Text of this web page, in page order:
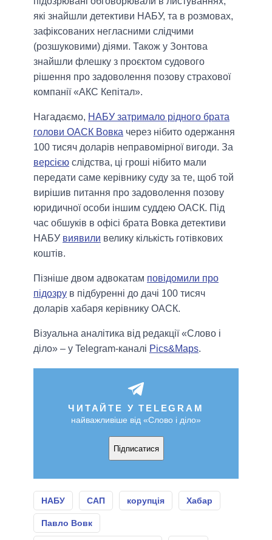
які знайшли детективи НАБУ, та в розмовах,
зафіксованих негласними слідчими
(розшуковими) діями. Також у Зонтова
знайшли флешку з проєктом судового
рішення про задоволення позову страхової
компанії «АКС Кепітал».
Нагадаємо, НАБУ затримало рідного брата
голови ОАСК Вовка через нібито одержання
100 тисяч доларів неправомірної вигоди. За
версією слідства, ці гроші нібито мали
передати саме керівнику суду за те, щоб той
вирішив питання про задоволення позову
юридичної особи іншим суддею ОАСК. Під
час обшуків в офісі брата Вовка детективи
НАБУ виявили велику кількість готівкових
коштів.
Пізніше двом адвокатам повідомили про
підозру в підбуренні до дачі 100 тисяч
доларів хабаря керівнику ОАСК.
Візуальна аналітика від редакції «Слово і
діло» – у Telegram-каналі Pics&Maps.
ЧИТАЙТЕ У TELEGRAM
найважливіше від «Слово і діло»
Підписатися
НАБУ САП корупція Хабар
Павло Вовк